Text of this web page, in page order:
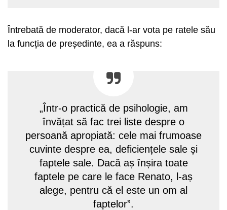
Întrebată de moderator, dacă l-ar vota pe ratele său
la funcția de președinte, ea a răspuns:
„Într-o practică de psihologie, am
învățat să fac trei liste despre o
persoană apropiată: cele mai frumoase
cuvinte despre ea, deficiențele sale și
faptele sale. Dacă aș înșira toate
faptele pe care le face Renato, l-aș
alege, pentru că el este un om al
faptelor”.